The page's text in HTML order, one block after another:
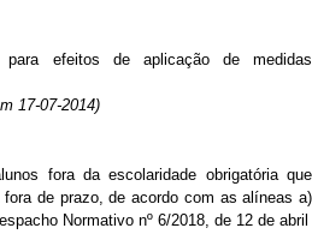
para efeitos de aplicação de medidas
17-07-2014)
fora da escolaridade obrigatória que
de prazo, de acordo com as alíneas a)
Normativo nº 6/2018, de 12 de abril